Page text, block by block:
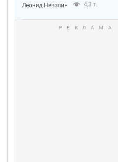
Леонид Невзлин 4,3 т.